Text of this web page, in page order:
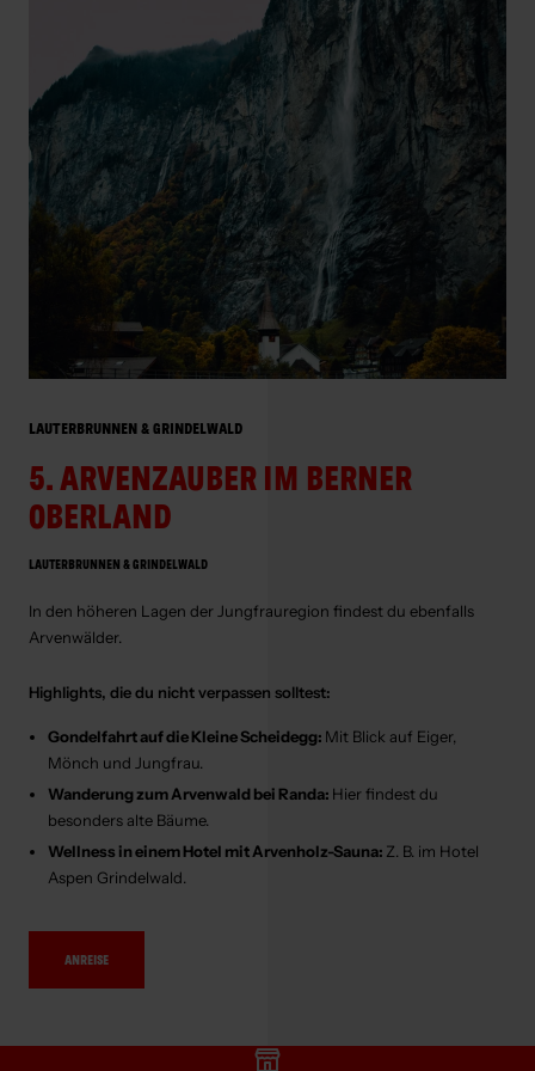
LAUTERBRUNNEN & GRINDELWALD
5. ARVENZAUBER IM BERNER
OBERLAND
LAUTERBRUNNEN & GRINDELWALD
In den höheren Lagen der Jungfrauregion findest du ebenfalls
Arvenwälder.
Highlights, die du nicht verpassen solltest:
Gondelfahrt auf die Kleine Scheidegg: Mit Blick auf Eiger,
Mönch und Jungfrau.
Wanderung zum Arvenwald bei Randa: Hier findest du
besonders alte Bäume.
Wellness in einem Hotel mit Arvenholz-Sauna: Z. B. im Hotel
Aspen Grindelwald.
ANREISE